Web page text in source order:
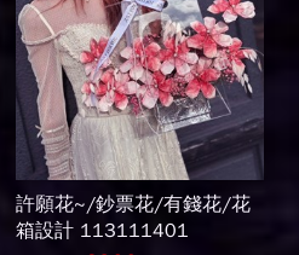
許願花~/鈔票花/有錢花/花
箱設計 113111401